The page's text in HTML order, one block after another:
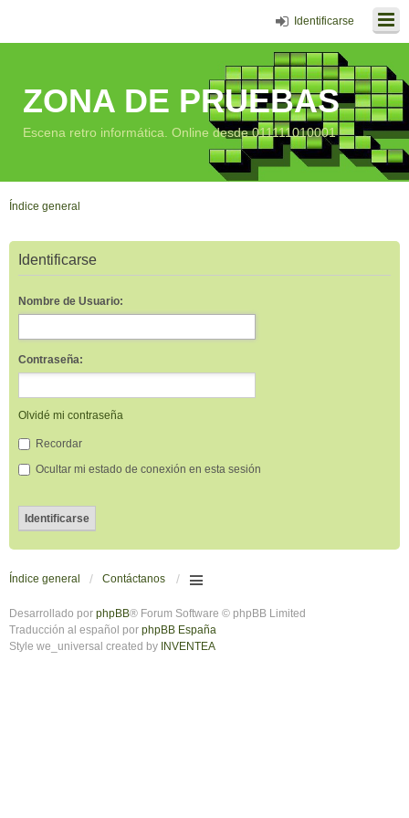
Identificarse
ZONA DE PRUEBAS
Escena retro informática. Online desde 011111010001
Índice general
Identificarse
Nombre de Usuario:
Contraseña:
Olvidé mi contraseña
Recordar
Ocultar mi estado de conexión en esta sesión
Índice general Contáctanos
Desarrollado por phpBB® Forum Software © phpBB Limited
Traducción al español por phpBB España
Style we_universal created by INVENTEA